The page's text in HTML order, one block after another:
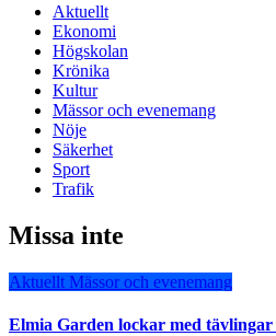
Aktuellt
Ekonomi
Högskolan
Krönika
Kultur
Mässor och evenemang
Nöje
Säkerhet
Sport
Trafik
Missa inte
Aktuellt Mässor och evenemang
Elmia Garden lockar med